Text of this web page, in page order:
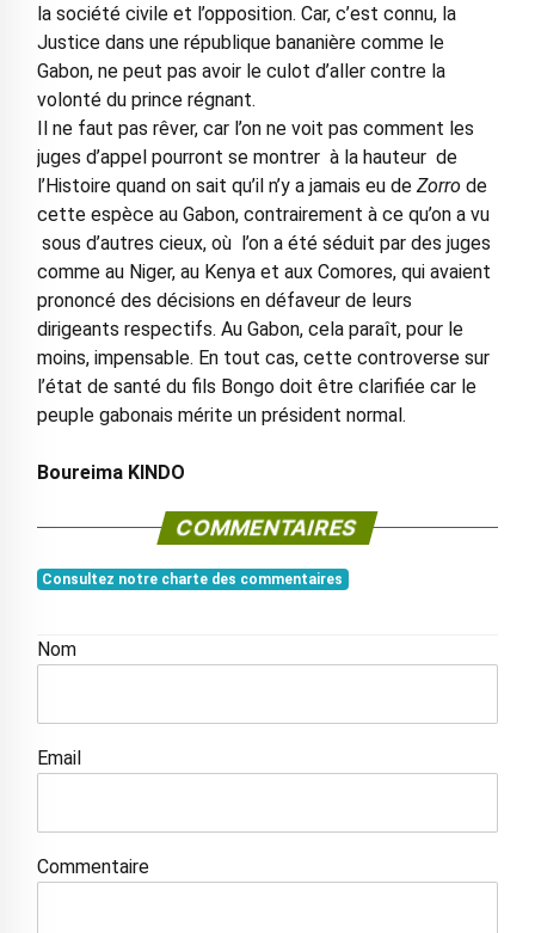
la société civile et l’opposition. Car, c’est connu, la
Justice dans une république bananière comme le
Gabon, ne peut pas avoir le culot d’aller contre la
volonté du prince régnant.
Il ne faut pas rêver, car l’on ne voit pas comment les
juges d’appel pourront se montrer à la hauteur de
l’Histoire quand on sait qu’il n’y a jamais eu de Zorro de
cette espèce au Gabon, contrairement à ce qu’on a vu
sous d’autres cieux, où l’on a été séduit par des juges
comme au Niger, au Kenya et aux Comores, qui avaient
prononcé des décisions en défaveur de leurs
dirigeants respectifs. Au Gabon, cela paraît, pour le
moins, impensable. En tout cas, cette controverse sur
l’état de santé du fils Bongo doit être clarifiée car le
peuple gabonais mérite un président normal.
Boureima KINDO
COMMENTAIRES
Consultez notre charte des commentaires
Nom
Email
Commentaire